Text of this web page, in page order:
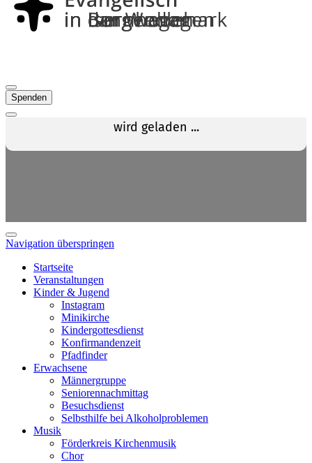
Spenden
Navigation überspringen
Startseite
Veranstaltungen
Kinder & Jugend
Instagram
Minikirche
Kindergottesdienst
Konfirmandenzeit
Pfadfinder
Erwachsene
Männergruppe
Seniorennachmittag
Besuchsdienst
Selbsthilfe bei Alkoholproblemen
Musik
Förderkreis Kirchenmusik
Chor